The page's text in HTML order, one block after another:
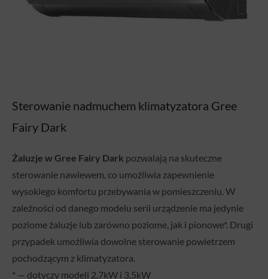
Sterowanie nadmuchem klimatyzatora Gree
Fairy Dark
Żaluzje w Gree Fairy Dark pozwalają na skuteczne
sterowanie nawiewem, co umożliwia zapewnienie
wysokiego komfortu przebywania w pomieszczeniu. W
zależności od danego modelu serii urządzenie ma jedynie
poziome żaluzje lub zarówno poziome, jak i pionowe*. Drugi
przypadek umożliwia dowolne sterowanie powietrzem
pochodzącym z klimatyzatora.
* — dotyczy modeli 2,7kW i 3,5kW